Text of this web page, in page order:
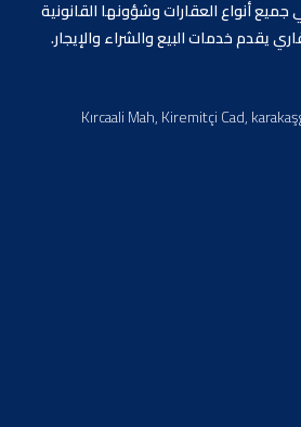
أنواع العقارات وشؤونها القانونية
يقدم خدمات البيع والشراء والإيجار.
Kırcaali Mah, Kiremitçi Cad,